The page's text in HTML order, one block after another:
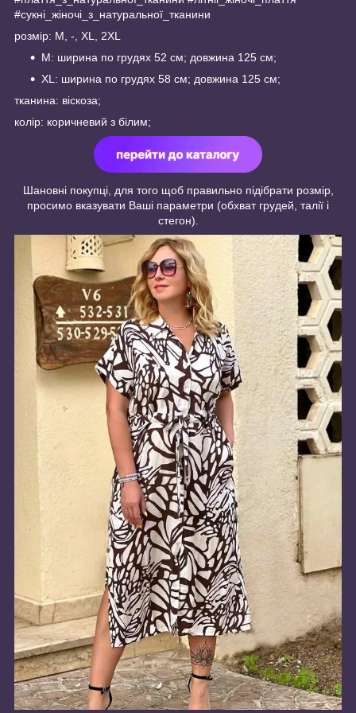
#сукні_жіночі_з_натуральної_тканини
розмір: M, -, XL, 2XL
М: ширина по грудях 52 см; довжина 125 см;
XL: ширина по грудях 58 см; довжина 125 см;
тканина: віскоза;
колір: коричневий з білим;
Шановні покупці, для того щоб правильно підібрати розмір,
просимо вказувати Ваші параметри (обхват грудей, талії і
стегон).